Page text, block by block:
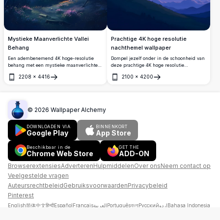
Mystieke Maanverlichte Vallei
Behang
Een adembenemend 4K hoge-resolutie
behang met een mystieke maanverlichte
serene landschap met glooiende heuvels,
voegen aan je desktop- of
telefoonachtergrond. Ideaal voor
natuurliefhebbers en zij die op zoek zijn
naar een kalmerende, fantasie-
geïnspireerde esthetiek.
2208 × 4416
Openen
Prachtige 4K hoge resolutie
nachthemel wallpaper
Dompel jezelf onder in de schoonheid van
deze prachtige 4K hoge resolutie
landschap met een sikkelmaan die een
afbeelding levendige kleuren en scherpe
details, waardoor het een ideale keuze is
voor een kalmerende achtergrond.
Verhoog de esthetiek van je apparaat met
deze adembenemende, ultra-hoge-
definitie wallpaper.
2100 × 4200
Openen
© 2026 Wallpaper Alchemy
DOWNLOADEN VIA
Google Play
BINNENKORT
App Store
Beschikbaar in de
Chrome Web Store
GET THE
ADD-ON
BrowserextensiesAdverterenHulpmiddelenOver onsNeem contact op
Veelgestelde vragen
AuteursrechtbeleidGebruiksvoorwaardenPrivacybeleid
Pinterest
English简体中文हिन्दीEspañolFrançaisالعربيةPortuguêsবাংলাРусскийاردوBahasa Indonesia